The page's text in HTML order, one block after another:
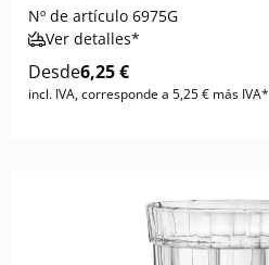
Nº de artículo 6975G
Ver detalles*
Desde6,25 €
incl. IVA, corresponde a 5,25 € más IVA*